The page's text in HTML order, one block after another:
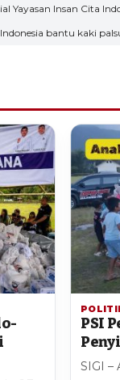
Yayasan Insan Cita
bantu kaki
PSI
SIGI –